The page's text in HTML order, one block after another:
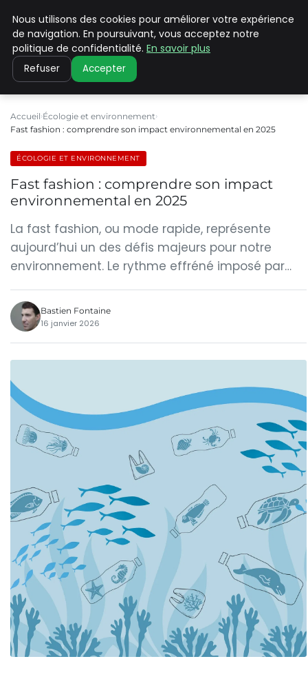
CLIMATE C ADVANCED
Accueil Écologie et environnement
Fast fashion : comprendre son impact environnemental en 2025
ÉCOLOGIE ET ENVIRONNEMENT
Fast fashion : comprendre son impact
environnemental en 2025
La fast fashion, ou mode rapide, représente
aujourd’hui un des défis majeurs pour notre
environnement. Le rythme effréné imposé par…
Bastien Fontaine
16 janvier 2026
Nous utilisons des cookies pour améliorer votre expérience
de navigation. En poursuivant, vous acceptez notre
politique de confidentialité. En savoir plus
Refuser Accepter